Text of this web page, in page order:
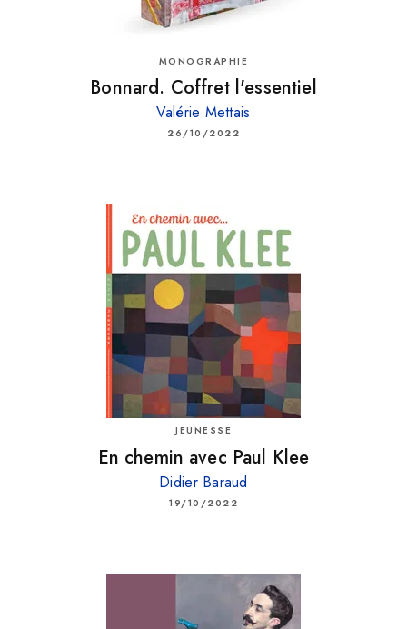
MONOGRAPHIE
Bonnard. Coffret l'essentiel
Valérie Mettais
26/10/2022
JEUNESSE
En chemin avec Paul Klee
Didier Baraud
19/10/2022